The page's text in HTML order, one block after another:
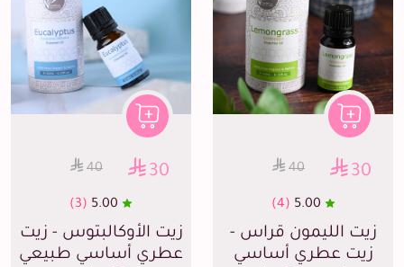
30
40
5.00
(4)
زيت الليمون قراس -
زيت عطري أساسي
30
40
5.00
(3)
زيت الأوكالبتوس - زيت
عطري أساسي طبيعي